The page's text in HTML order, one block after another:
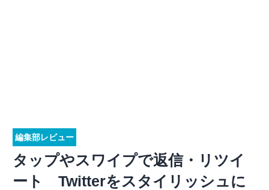
編集部レビュー
タップやスワイプで返信・リツイ
ート Twitterをスタイリッシュに